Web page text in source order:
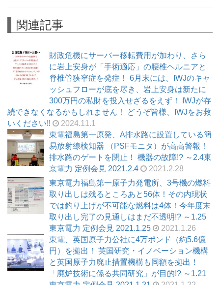
関連記事
財政危機にサーバー移転費用が加わり、さら
に岩上安身が「手術適応」の腰椎ヘルニアと
脊椎管狭窄症を発症！ 6月末には、IWJのキャ
ッシュフローが底を尽き、岩上安身は新たに
300万円の私財を投入せざるをえず！ IWJが存
続できなくなるかもしれません！ どうぞ皆様、IWJをお救
いください!!
2024.11.1
東電福島第一原発、A排水路に設置している簡
易放射線検知器 （PSFモニタ）が高高警報！
排水路のゲートを閉止！ 機器の故障!? ～2.4東
京電力 定例会見 2021.2.4
2021.2.28
東京電力福島第一原子力発電所、3号機の燃料
取り出しは残るところあと56体！その内現状
では釣り上げが不可能な燃料は4体！今年度末
取り出し完了の見通しはまだ不透明!? ～1.25
東京電力 定例会見 2021.1.25
2021.1.26
東電、英国原子力公社に4万ポンド（約5.6億
円）を拠出！ 英国研究・イノベーション機構
と英国原子力廃止措置機構も同額を拠出！
「廃炉技術に係る共同研究」が目的!? ～1.21